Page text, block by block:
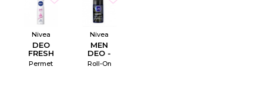
Nivea
DEO
FRESH
FLOWER
Permet
Nivea
MEN
DEO -
DEEP
Roll-On